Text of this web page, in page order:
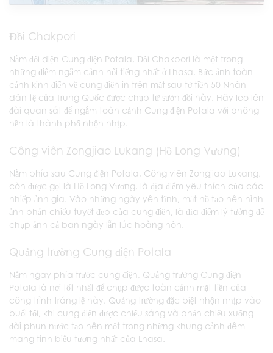
Đồi Chakpori
Nằm đối diện Cung điện Potala, Đồi Chakpori là một trong
những điểm ngắm cảnh nổi tiếng nhất ở Lhasa. Bức ảnh toàn
cảnh kinh điển về cung điện in trên mặt sau tờ tiền 50 Nhân
dân tệ của Trung Quốc được chụp từ sườn đồi này. Hãy leo lên
đài quan sát để ngắm toàn cảnh Cung điện Potala với phông
nền là thành phố nhộn nhịp.
Công viên Zongjiao Lukang (Hồ Long Vương)
Nằm phía sau Cung điện Potala, Công viên Zongjiao Lukang,
còn được gọi là Hồ Long Vương, là địa điểm yêu thích của các
nhiếp ảnh gia. Vào những ngày yên tĩnh, mặt hồ tạo nên hình
ảnh phản chiếu tuyệt đẹp của cung điện, là địa điểm lý tưởng để
chụp ảnh cả ban ngày lẫn lúc hoàng hôn.
Quảng trường Cung điện Potala
Nằm ngay phía trước cung điện, Quảng trường Cung điện
Potala là nơi tốt nhất để chụp được toàn cảnh mặt tiền của
công trình tráng lệ này. Quảng trường đặc biệt nhộn nhịp vào
buổi tối, khi cung điện được chiếu sáng và phản chiếu xuống
đài phun nước tạo nên một trong những khung cảnh đêm
mang tính biểu tượng nhất của Lhasa.